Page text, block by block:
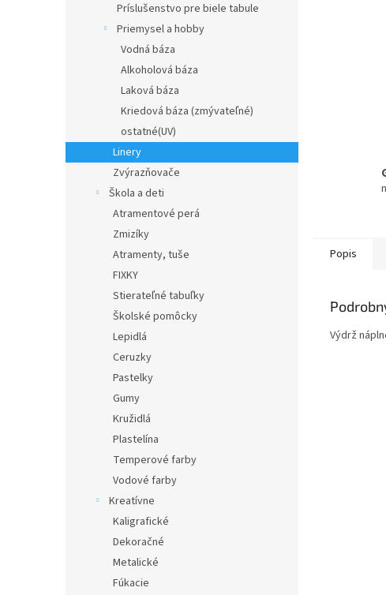
Príslušenstvo pre biele tabule
Priemysel a hobby
Vodná báza
Alkoholová báza
Laková báza
Kriedová báza (zmývateľné)
ostatné(UV)
Linery
Zvýrazňovače
Škola a deti
Atramentové perá
Zmizíky
Atramenty, tuše
FIXKY
Stierateľné tabuľky
Školské pomôcky
Lepidlá
Ceruzky
Pastelky
Gumy
Kružidlá
Plastelína
Temperové farby
Vodové farby
Kreatívne
Kaligrafické
Dekoračné
Metalické
Fúkacie
Popis
Výdrž